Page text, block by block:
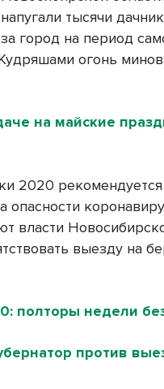
напугали тысячи
за город на период
огонь
на майские
2020
власти
выезду на
полторы недели
против